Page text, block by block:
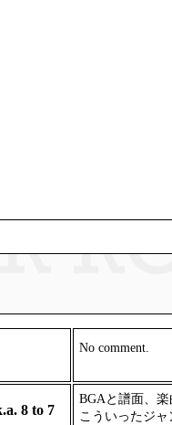
No comment.
8 to 7
BGAと譜面、
こういったジ